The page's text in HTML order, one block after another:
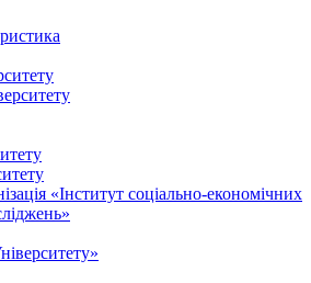
«Інститут соціально-економічних